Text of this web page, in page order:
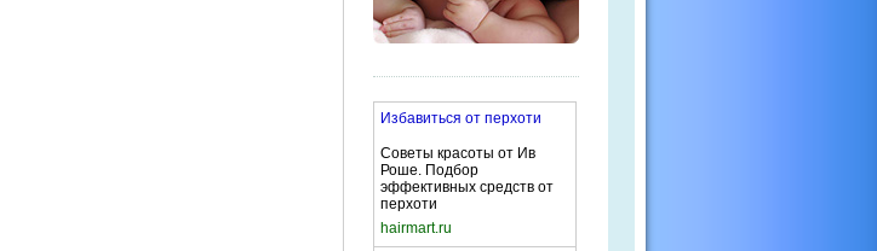
Избавиться от перхоти
Советы красоты от Ив
Роше. Подбор
эффективных средств от
перхоти
hairmart.ru